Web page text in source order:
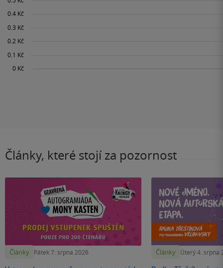
Články, které stojí za pozornost
Články Pátek 7. srpna 2026 Články Úterý 4. srpna